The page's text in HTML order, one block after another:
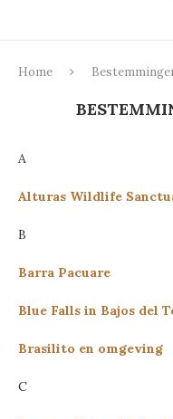
Home
A
Alturas Wildlife
B
Barra Pacuare
Blue Falls in Bajos del
Brasilito en omgeving
C